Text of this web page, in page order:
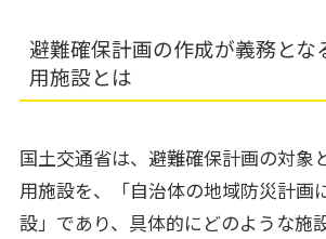
避難確保計画の作成が義務とな
用施設とは
国土交通省は、避難確保計画の対象
用施設を、「自治体の地域防災計画
設」であり、具体的にどのような施